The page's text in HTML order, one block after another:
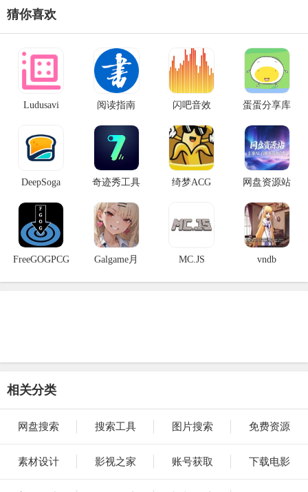
猜你喜欢
Ludusavi 阅读指南 闪吧音效 蛋蛋分享库
DeepSoga 奇迹秀工具 绮梦ACG 网盘资源站
FreeGOGPCG Galgame月 MC.JS vndb
相关分类
网盘搜索 搜索工具 图片搜索 免费资源
素材设计 影视之家 账号获取 下载电影